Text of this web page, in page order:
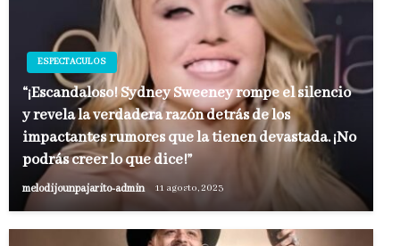
ESPECTACULOS
“¡Escandaloso! Sydney Sweeney rompe el silencio
y revela la verdadera razón detrás de los
impactantes rumores que la tienen devastada. ¡No
podrás creer lo que dice!”
melodijounpajarito-admin 11 agosto, 2023